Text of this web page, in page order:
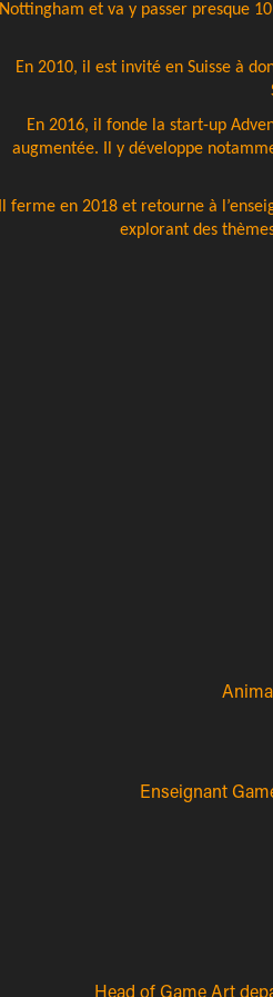
Nottingham et va y passer presque
En 2010, il est invité en Suisse à
En 2016, il fonde la start-up
augmentée. Il y développe
Il ferme en 2018 et retourne à
explorant des
Enseignant
Head of Game Art